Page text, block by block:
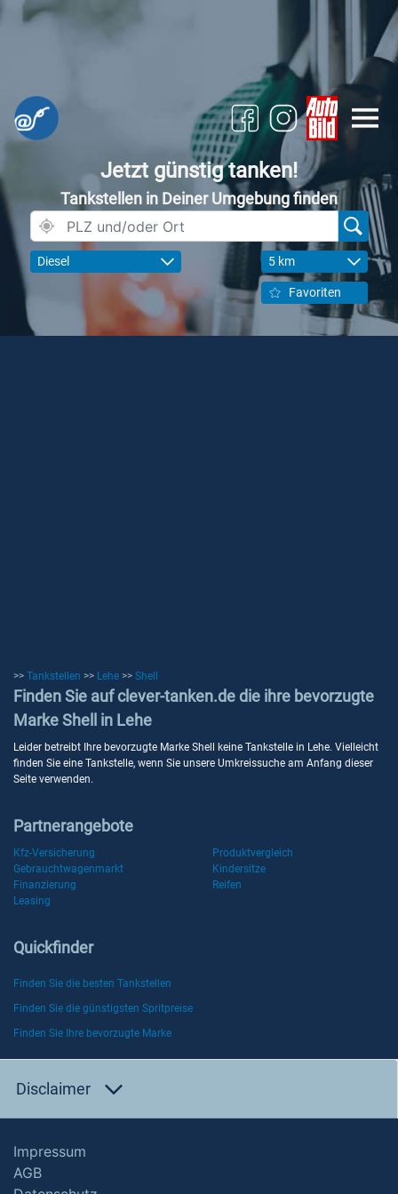
Jetzt günstig tanken!
Tankstellen in Deiner Umgebung finden
Diesel 5 km
Favoriten
>> Tankstellen >> Lehe >> Shell
Finden Sie auf clever-tanken.de die ihre bevorzugte
Marke Shell in Lehe
Leider betreibt Ihre bevorzugte Marke Shell keine Tankstelle in Lehe. Vielleicht
finden Sie eine Tankstelle, wenn Sie unsere Umkreissuche am Anfang dieser
Seite verwenden.
Partnerangebote
Kfz-Versicherung
Produktvergleich
Gebrauchtwagenmarkt
Kindersitze
Finanzierung
Reifen
Leasing
Quickfinder
Finden Sie die besten Tankstellen
Finden Sie die günstigsten Spritpreise
Finden Sie Ihre bevorzugte Marke
Disclaimer
Impressum
AGB